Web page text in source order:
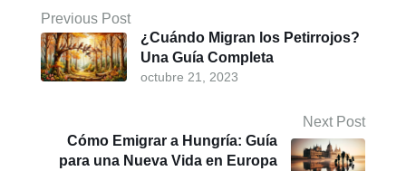
Previous Post
octubre 21, 2023
¿Cuándo Migran los Petirrojos?
Una Guía Completa
Next Post
Cómo Emigrar a Hungría: Guía
para una Nueva Vida en Europa